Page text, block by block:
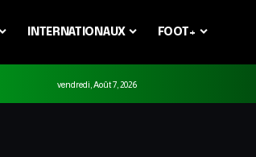
INTERNATIONAUX FOOT+
vendredi, Août 7, 2026